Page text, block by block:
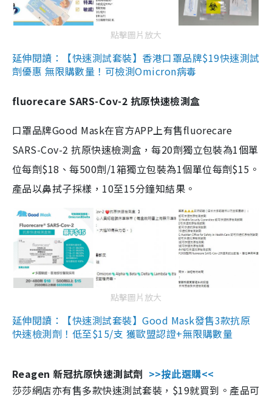
點擊圖片放大
延伸閱讀：【快速測試套裝】香港口罩品牌$19快速測試
劑優惠 無限購數量！可檢測Omicron病毒
fluorecare SARS-Cov-2 抗原快速檢測盒
口罩品牌Good Mask在官方APP上有售fluorecare
SARS-Cov-2 抗原快速檢測盒，每20劑獨立包裝為1個單
位每劑$18、每500劑/1箱獨立包裝為1個單位每劑$15。
產品以鼻拭子採樣，10至15分鐘知結果。
點擊圖片放大
延伸閱讀：【快速測試套裝】Good Mask發售3款抗原
快速檢測劑！低至$15/支 獲歐盟認證+無限購數量
Reagen 新冠抗原快速測試劑 >>按此選購<<
莎莎網店亦有售多款快速測試套裝，$19就買到。產品可